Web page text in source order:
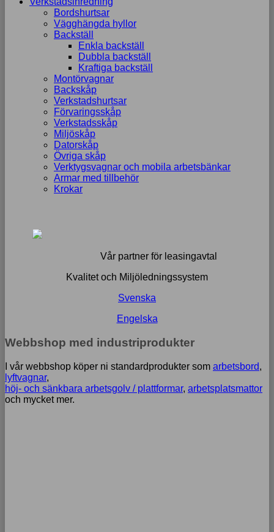
Bordshurtsar
Vägghängda hyllor
Backställ
Enkla backställ
Dubbla backställ
Kraftiga backställ
Montörvagnar
Backskåp
Verkstadshurtsar
Förvaringsskåp
Verkstadsskåp
Miljöskåp
Datorskåp
Övriga skåp
Verktygsvagnar och mobila arbetsbänkar
Armar med tillbehör
Krokar
Vår partner för leasingavtal
Kvalitet och Miljöledningssystem
Svenska
Engelska
Webbshop med industriprodukter
I vår webbshop köper ni standardprodukter som arbetsbord,
lyftvagnar,
höj- och sänkbara arbetsgolv / plattformar, arbetsplatsmattor
och mycket mer.